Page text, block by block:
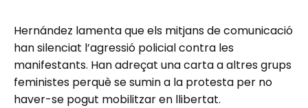
Hernández lamenta que els mitjans de comunicació
han silenciat l’agressió policial contra les
manifestants. Han adreçat una carta a altres grups
feministes perquè se sumin a la protesta per no
haver-se pogut mobilitzar en llibertat.